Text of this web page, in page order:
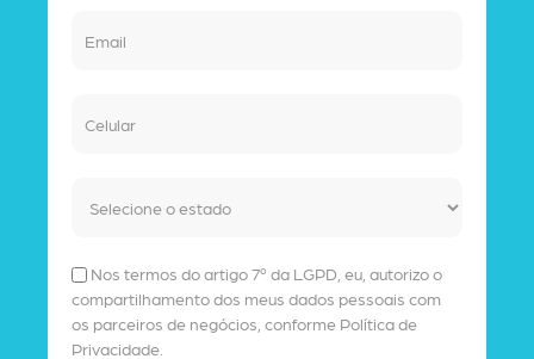
Nos termos do artigo 7º da LGPD, eu, autorizo o
compartilhamento dos meus dados pessoais com
os parceiros de negócios, conforme Política de
Privacidade.